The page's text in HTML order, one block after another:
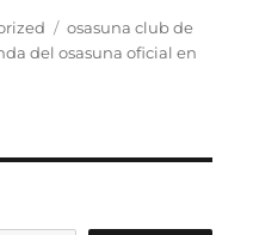
Etiquetas
osasuna club de
del osasuna oficial en